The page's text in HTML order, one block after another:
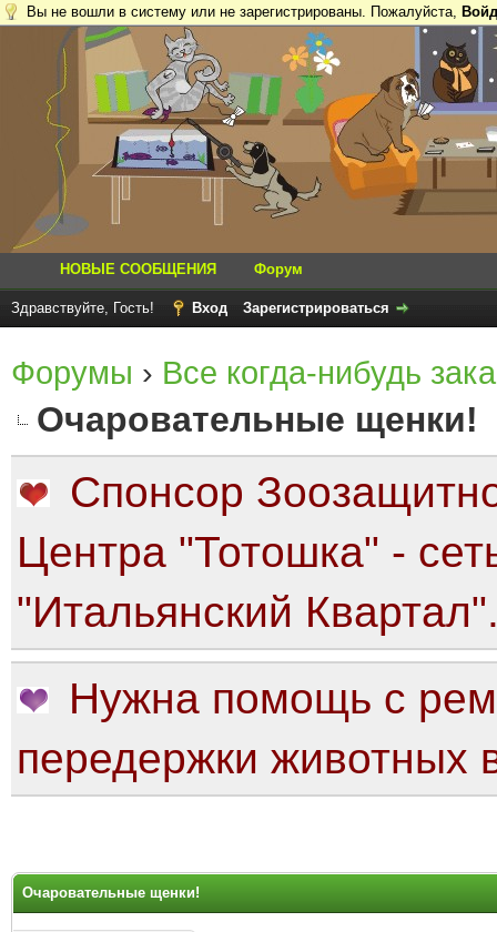
Вы не вошли в систему или не зарегистрированы. Пожалуйста,
НОВЫЕ СООБЩЕНИЯ Форум
Здравствуйте, Гость! Вход Зарегистрироваться
Форумы › Все когда-нибудь
Очаровательные щенки!
Спонсор
Центра "Тотошка" -
"Итальянский
Нужна помощь с
передержки животных
Очаровательные щенки!